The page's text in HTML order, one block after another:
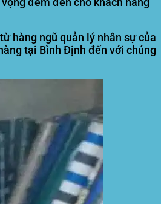
hàng ngũ quản lý nhân sự của
tại Bình Định đến với chúng